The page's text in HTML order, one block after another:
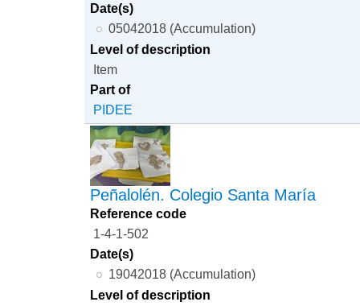
Date(s)
05042018 (Accumulation)
Level of description
Item
Part of
PIDEE
Peñalolén. Colegio Santa María
Reference code
1-4-1-502
Date(s)
19042018 (Accumulation)
Level of description